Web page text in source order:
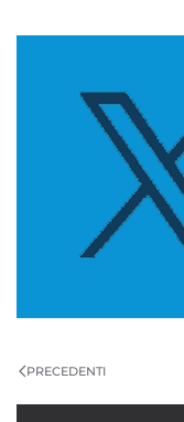
PRECEDENTI